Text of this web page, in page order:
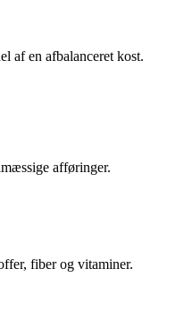
af en afbalanceret kost.
afføringer.
fiber og vitaminer.